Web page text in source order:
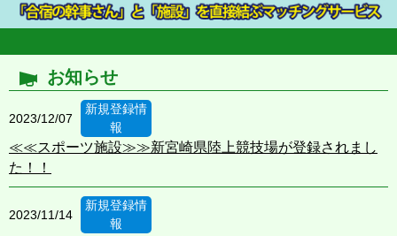
お知らせ
2023/12/07
新規登録情
報
≪≪スポーツ施設≫≫新宮崎県陸上競技場が登録されまし
た！！
2023/11/14
新規登録情
報